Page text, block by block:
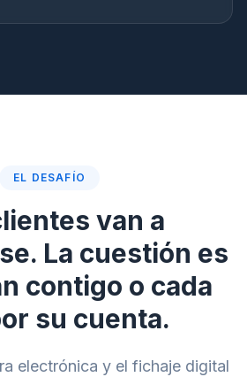
EL DESAFÍO
van a
La cuestión es
contigo o cada
su cuenta.
electrónica y el fichaje digital